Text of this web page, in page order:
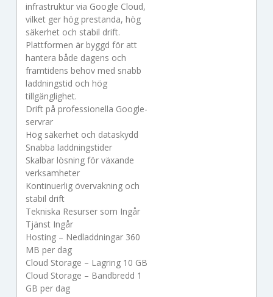
infrastruktur via Google Cloud,
vilket ger hög prestanda, hög
säkerhet och stabil drift.
Plattformen är byggd för att
hantera både dagens och
framtidens behov med snabb
laddningstid och hög
tillgänglighet.
Drift på professionella Google-
servrar
Hög säkerhet och dataskydd
Snabba laddningstider
Skalbar lösning för växande
verksamheter
Kontinuerlig övervakning och
stabil drift
Tekniska Resurser som Ingår
Tjänst Ingår
Hosting – Nedladdningar 360
MB per dag
Cloud Storage – Lagring 10 GB
Cloud Storage – Bandbredd 1
GB per dag